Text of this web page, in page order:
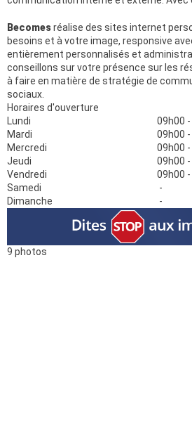
Becomesréalise des sites internet
besoins et à votre image, responsive
entièrement personnalisés et
conseillons sur votre présence sur les
à faire en matière de stratégie de
sociaux.
Horaires d'ouverture
Lundi
09h00
Mardi
09h00
Mercredi
09h00
Jeudi
09h00
Vendredi
09h00
Samedi
-
Dimanche
-
9 photos